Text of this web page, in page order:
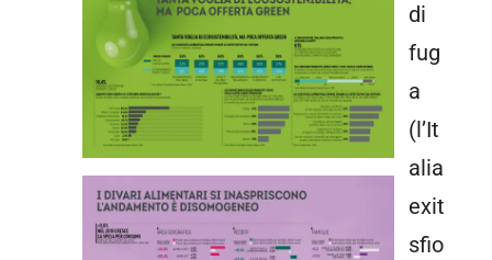
di
fug
a
(l’It
alia
exit
sfio